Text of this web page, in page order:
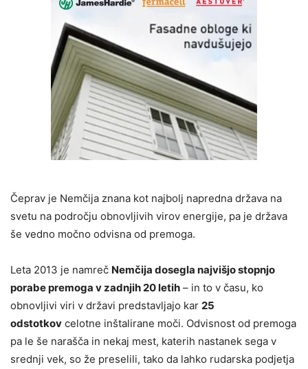
Čeprav je Nemčija znana kot najbolj napredna država na
svetu na področju obnovljivih virov energije, pa je država
še vedno močno odvisna od premoga.
Leta 2013 je namreč Nemčija dosegla najvišjo stopnjo
porabe premoga v zadnjih 20 letih – in to v času, ko
obnovljivi viri v državi predstavljajo kar 25
odstotkov celotne inštalirane moči. Odvisnost od premoga
pa le še narašča in nekaj mest, katerih nastanek sega v
srednji vek, so že preselili, tako da lahko rudarska podjetja